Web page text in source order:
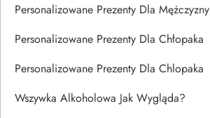
Personalizowane Prezenty Dla Mężczyzny
Personalizowane Prezenty Dla Chłopaka
Personalizowane Prezenty Dla Chlopaka
Wszywka Alkoholowa Jak Wygląda?